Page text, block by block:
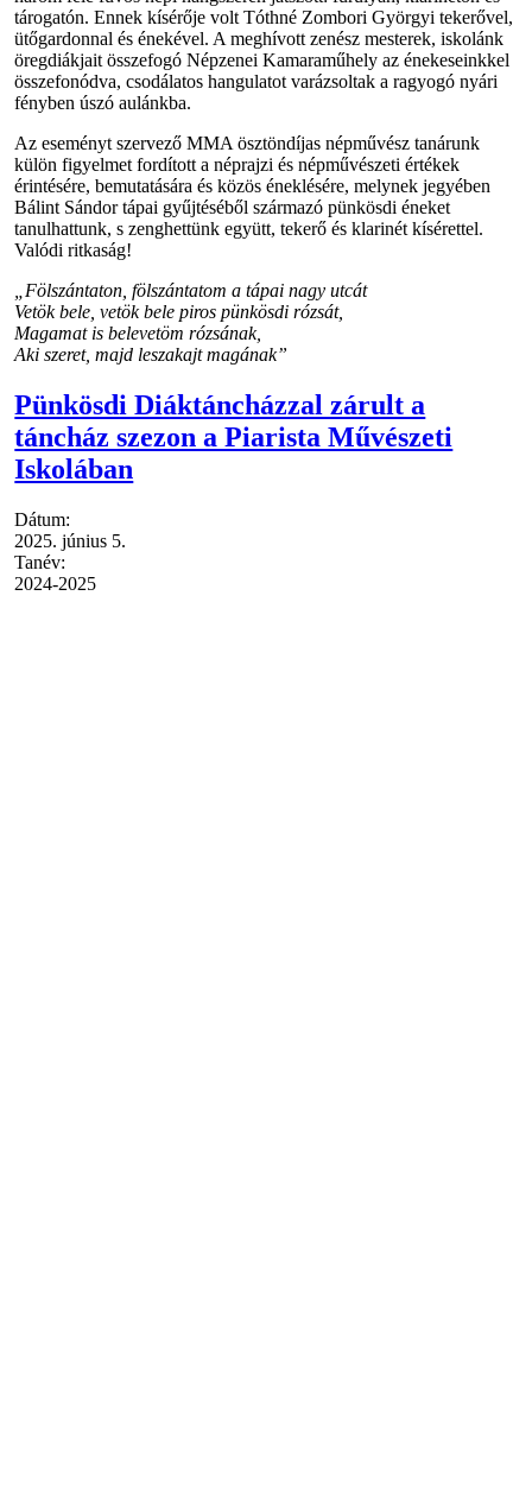
tárogatón. Ennek kísérője volt Tóthné Zombori Györgyi tekerővel,
ütőgardonnal és énekével. A meghívott zenész mesterek, iskolánk
öregdiákjait összefogó Népzenei Kamaraműhely az énekeseinkkel
összefonódva, csodálatos hangulatot varázsoltak a ragyogó nyári
fényben úszó aulánkba.
Az eseményt szervező MMA ösztöndíjas népművész tanárunk
külön figyelmet fordított a néprajzi és népművészeti értékek
érintésére, bemutatására és közös éneklésére, melynek jegyében
Bálint Sándor tápai gyűjtéséből származó pünkösdi éneket
tanulhattunk, s zenghettünk együtt, tekerő és klarinét kísérettel.
Valódi ritkaság!
„Fölszántaton, fölszántatom a tápai nagy utcát
Vetök bele, vetök bele piros pünkösdi rózsát,
Magamat is belevetöm rózsának,
Aki szeret, majd leszakajt magának”
Pünkösdi Diáktáncházzal zárult a
táncház szezon a Piarista Művészeti
Iskolában
Dátum:
2025. június 5.
Tanév:
2024-2025